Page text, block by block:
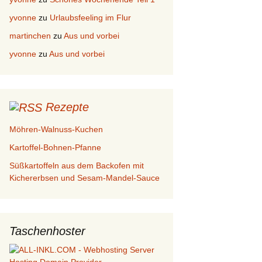
yvonne zu Urlaubsfeeling im Flur
martinchen zu Aus und vorbei
yvonne zu Aus und vorbei
Rezepte
Möhren-Walnuss-Kuchen
Kartoffel-Bohnen-Pfanne
Süßkartoffeln aus dem Backofen mit
Kichererbsen und Sesam-Mandel-Sauce
Taschenhoster